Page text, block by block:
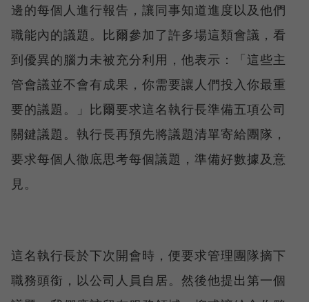
邊的每個人進行報告，讓同事知道進度以及他們
職能內的議題。比爾參加了許多場這類會議，看
到優異的腦力未被充分利用，他表示：「這些主
管會議並不會有成果，你需要讓人們投入你最重
要的議題。」比爾要求這名執行長準備五項公司
關鍵議題。執行長再預先將議題清單寄給團隊，
要求每個人徹底思考每個議題，準備好數據及意
見。
這名執行長於下次開會時，便要求管理團隊摘下
職務頭銜，以公司人員自居。然後他提出第一個